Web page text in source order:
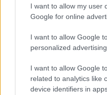
I want to allow my user
Google for online
I want to allow Google
personalized advertising.
I want to allow Google
related to analytics like
device identifiers in
ante incendios
Conoce las medidas
SALUD Y BIENESTAR